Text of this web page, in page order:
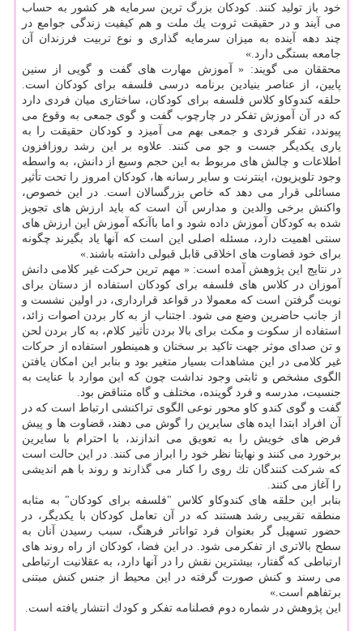
خود باز تولید كنند. كودكان بزرگ ترین سرمایه هر كشور به حساب
می آیند و در حقیقت ثروت یك ملت و هم كیفیت زندگی جوامع در
چند دهه آینده به میزان سرمایه گذاری و نوع تربیت فرزندان آن
جامعه بستگی دارد.»
محققان می گویند: « آموزش مهارت های گفت و گویی از سنین
پایین، از عناصر بنیادین برنامه درسی فلسفه برای كودكان است.
حلقه كندوكاو كلاس فلسفه برای كودكان، ساختاری میان فردی دارد
كه در آن آموزش تفكر در چارچوب گفت و گوی جمعی به وقوع می
پیوندد، تفكر فردی و جمعی بهم می آمیزد و كودكان حقیقت را به
یاری یكدیگر جست و جو می كنند. علاوه بر این رشد روزافزون
اطلاعات و چالش های مربوط به این حجم وسیع از دانش، به واسطه
وجود تلویزیون، اینترنت و سایر رسانه ها، كودكان امروز را تحت تأثیر
مسائلی قرار می دهد كه خاص بزرگسالان است. در این خصوص،
واكنش برخی والدین و مدارس آن است كه باید ارزش های تجویز
شده به كودكان آموزش داده شود و اما باآنكه آموزش این ارزش های
سنتی اهمیت دارد، مسئله اصلی این است كه آنها یاد بگیرند چگونه
برای خود قضاوت های اخلاقی قابل قبولی داشته باشند.»
در نتایج این پژوهش آمده است: « مهم ترین حركت غیر كلامی دانش
آموزان در كلاس های فلسفه برای كودكان استفاده از دستان برای
نوبت گرفتن است كه معمولا در قواعد قرارداری، در اولین نشست و
از جانب حاضرین وضع می شود. اجتناب از به كار بردن اصوات زائد،
استفاده از سكوت و مكث برای بالا بردن تأثیر كلام، به كار بردن لحن
و تن صدای موثر جهت تاكید بر سخنان و همینطور استفاده از حركات
غیر كلامی در این مشاهدات بسیار متغیر بود و بنابر این امكان یافتن
الگوی مشخص و ثابتی وجود نداشت چون كه این موارد با عنایت به
جنسیت، مدرسه و فرد گوینده، مختلف و گاه متناقض بود.
گفت و گوی كندو كاو محور نوعی الگوی تراكنشی ارتباط است كه در
آن افراد ابتدا ایده های سایرین را گوش می دهند، قضاوت ها و پیش
فرض های خویش را به تعویق می اندازند، با احترام با سایرین
برخورد می كنند و نهایتا نظر خود را ابراز می كنند. در این حالت است
كه شركت كنندگان تك روی را كنار می گذارند و روند با هم اندیشی
را آغاز می كنند.
بنابر این حلقه های كندوكاو كلاس "فلسفه برای كودكان" به مثابه
منطقه تقریبی رشد هستند كه در آن تعامل كودكان با یكدیگر، در
حضور تسهیل گر بعنوان فرد تواناتر فرهنگ، سبب رسیدن آنان به
سطح بالاتری از تفكرمی شود. در این فضا، كودكان از راه روند های
ارتباطی كه گفتار، بیشترین نقش را در آنها دارد، به عقلانیت ارتباطی
می رسند و كنش صورت گرفته در این محیط از جنس كنش مبتنی
برتفاهم است.»
این پژوهش در شماره دوم فصلنامه تفكر و كودك انتشار یافته است.